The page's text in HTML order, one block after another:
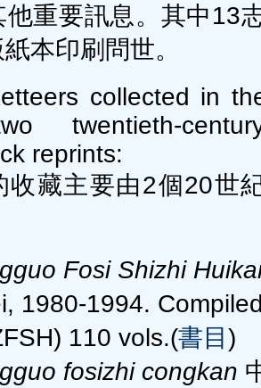
他重要訊息。其中13
本印刷問世。
collected in
twentieth-
reprints:
收藏主要由2個20世
Fosi Shizhi
1980-1994.
110 vols.(書目 )
fosizhi congkan